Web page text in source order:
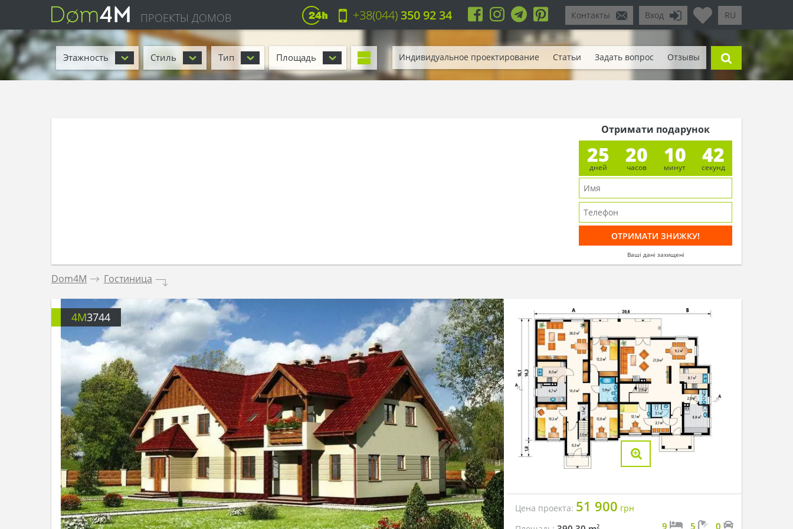
ПРОЕКТЫ ДОМОВ RU
Вход
Контакты
+38(044)350 92 34
Этажность Стиль Тип Площадь Индивидуальное проектирование Статьи Задать вопрос Отзывы
Отримати подарунок
25
дней
20
часов
10
минут
40
секунд
Ваші дані захищені
Dom4M . Гостиница .
4M3744
Цена проекта: 51 900 грн
2 9 5 0